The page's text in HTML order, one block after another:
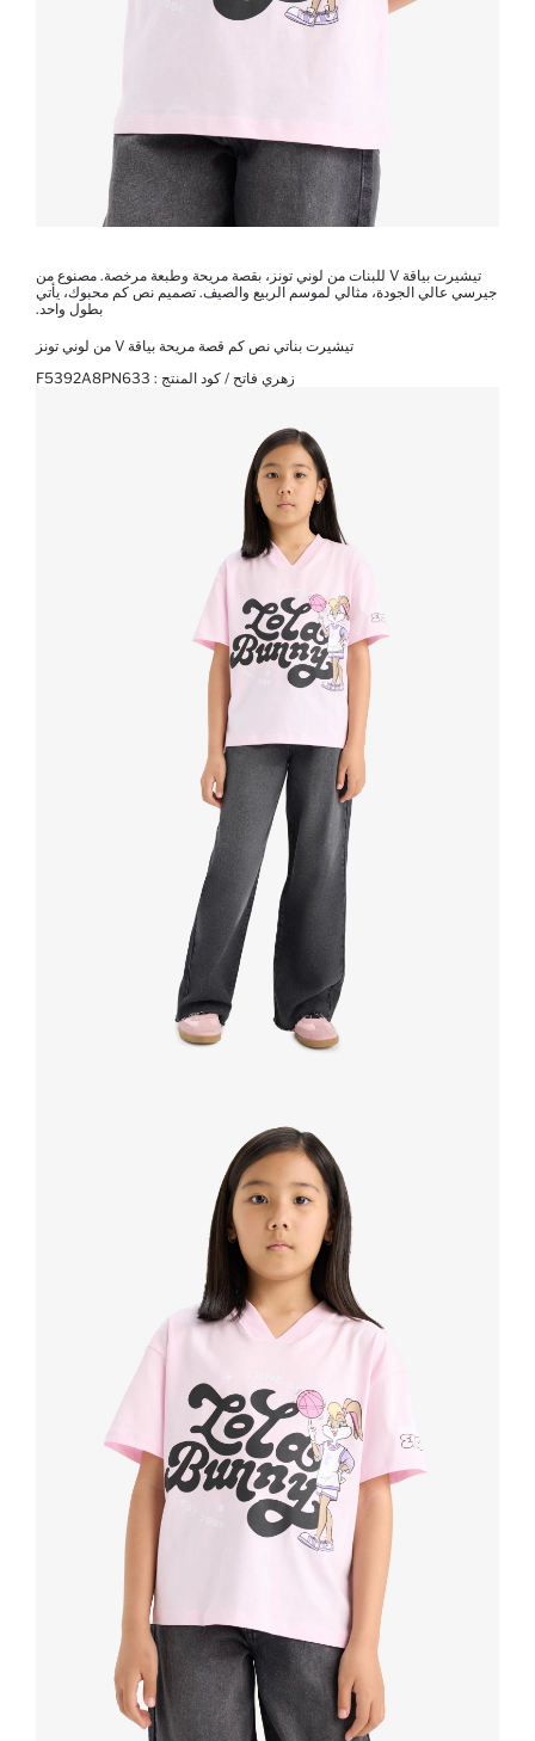
تيشيرت بياقة V للبنات من لوني تونز، بقصة مريحة وطبعة مرخصة. مصنوع من
جيرسي عالي الجودة، مثالي لموسم الربيع والصيف. تصميم نص كم محبوك، يأتي
بطول واحد.
تيشيرت بناتي نص كم قصة مريحة بياقة V من لوني تونز
زهري فاتح / كود المنتج : F5392A8PN633